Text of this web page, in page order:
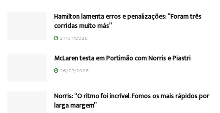
Hamilton lamenta erros e penalizações: “Foram três
corridas muito más”
27/07/2026
McLaren testa em Portimão com Norris e Piastri
26/07/2026
Norris: “O ritmo foi incrível. Fomos os mais rápidos por
larga margem”